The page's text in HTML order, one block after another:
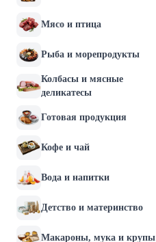
Мясо и птица
Рыба и морепродукты
Колбасы и мясные
деликатесы
Готовая продукция
Кофе и чай
Вода и напитки
Детство и материнство
Макароны, мука и крупы